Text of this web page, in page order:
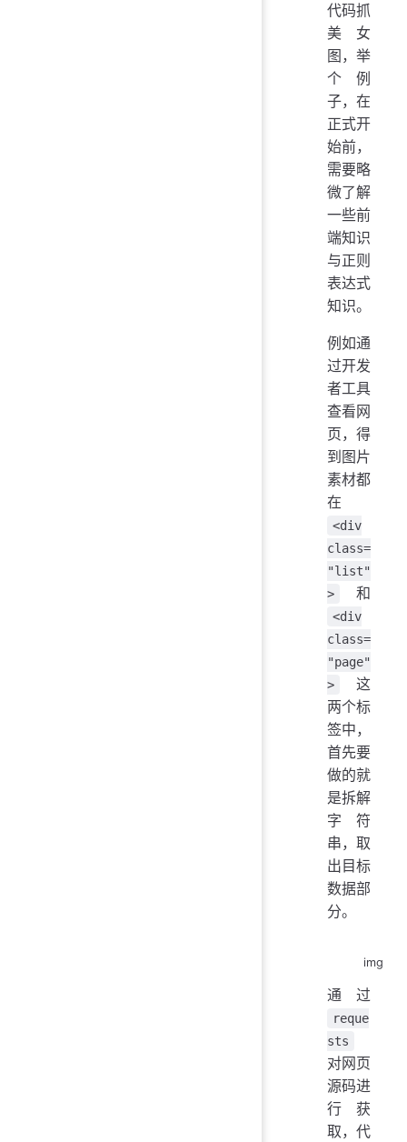
代码抓
美女
图，举
个例
子，在
正式开
始前，
需要略
微了解
一些前
端知识
与正则
表达式
知识。
例如通
过开发
者工具
查看网
页，得
到图片
素材都
在
<div
class=
"list"
>
和
<div
class=
"page"
>
这
两个标
签中，
首先要
做的就
是拆解
字符
串，取
出目标
数据部
分。
img
通过
reque
sts
对网页
源码进
行获
取，代